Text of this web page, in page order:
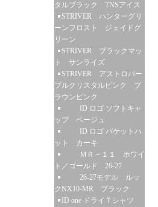
タルブラック TNSアイス
STRIVER ハンターグリ
ーンフロスト ジェイドグ
リーン
STRIVER ブラックマッ
ト サンライズ
STRIVER アストロパー
プルクリスタルピンク ブ
ラウンピンク
ID ロゴ ソフトキャ
ップ ベージュ
ID ロゴ バケットハ
ット カーキ
ＭＲ－１１ ホワイ
ト／ゴールド 26-27
26-27モデル ルッ
クNX10-MR ブラック
ID one ドライＴシャツ